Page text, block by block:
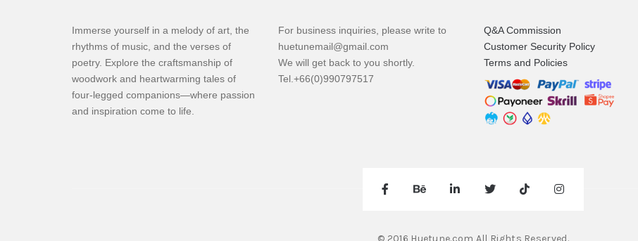
Immerse yourself in a melody of art, the
rhythms of music, and the verses of
poetry. Explore the craftsmanship of
woodwork and heartwarming tales of
four-legged companions—where passion
and inspiration come to life.
For business inquiries, please write to
huetunemail@gmail.com
We will get back to you shortly.
Tel.+66(0)990797517
Q&A Commission
Customer Security Policy
Terms and Policies
© 2016 Huetune.com All Rights Reserved.